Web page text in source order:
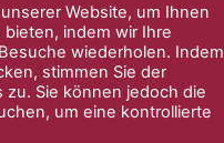
Website, um Ihnen
indem wir Ihre
wiederholen. Indem
stimmen Sie der
zu. Sie können jedoch die
um eine kontrollierte